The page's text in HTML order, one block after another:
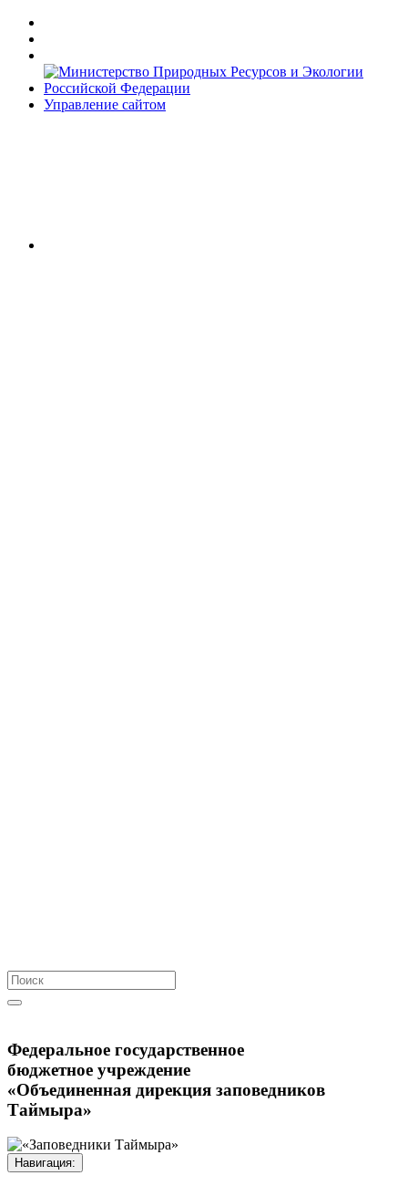
Управление сайтом
Федеральное государственное
бюджетное учреждение
«Объединенная дирекция заповедников
Таймыра»
Навигация: